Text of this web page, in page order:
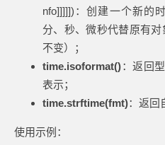
nfo]]]]])：创建一个新的
分、秒、微秒代替原有
不变）；
time.isoformat()：返回
表示；
time.strftime(fmt)：返回
使用示例：